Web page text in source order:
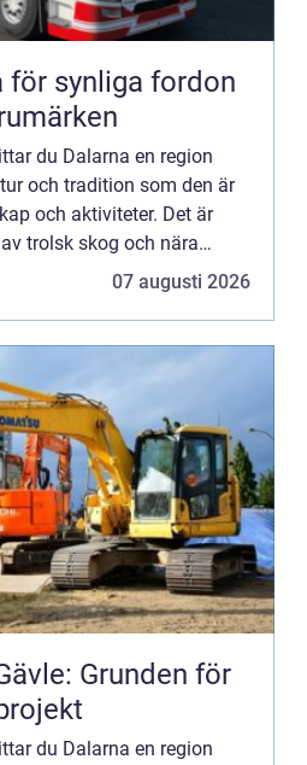
för synliga fordon
du Dalarna en region
och tradition som den är
och aktiviteter. Det är
trolsk skog och nära
07 augusti 2026
Grunden för
du Dalarna en region